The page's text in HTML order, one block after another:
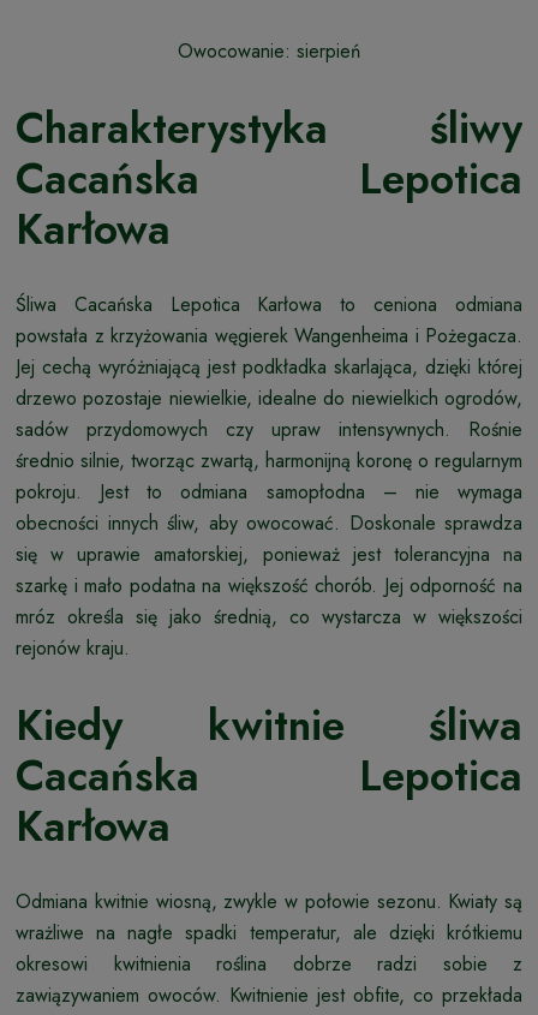
Owocowanie: sierpień
Charakterystyka śliwy
Cacańska Lepotica
Karłowa
Śliwa Cacańska Lepotica Karłowa to ceniona odmiana
powstała z krzyżowania węgierek Wangenheima i Pożegacza.
Jej cechą wyróżniającą jest podkładka skarlająca, dzięki której
drzewo pozostaje niewielkie, idealne do niewielkich ogrodów,
sadów przydomowych czy upraw intensywnych. Rośnie
średnio silnie, tworząc zwartą, harmonijną koronę o regularnym
pokroju. Jest to odmiana samopłodna – nie wymaga
obecności innych śliw, aby owocować. Doskonale sprawdza
się w uprawie amatorskiej, ponieważ jest tolerancyjna na
szarkę i mało podatna na większość chorób. Jej odporność na
mróz określa się jako średnią, co wystarcza w większości
rejonów kraju.
Kiedy kwitnie śliwa
Cacańska Lepotica
Karłowa
Odmiana kwitnie wiosną, zwykle w połowie sezonu. Kwiaty są
wrażliwe na nagłe spadki temperatur, ale dzięki krótkiemu
okresowi kwitnienia roślina dobrze radzi sobie z
zawiązywaniem owoców. Kwitnienie jest obfite, co przekłada